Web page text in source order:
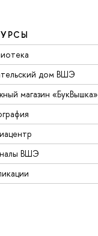
дом ВШЭ
магазин «БукВышка»
ВШЭ